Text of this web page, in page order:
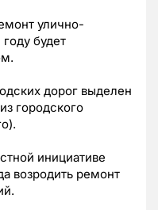
улично-
будет
дорог выделен
городского
инициативе
возродить ремонт